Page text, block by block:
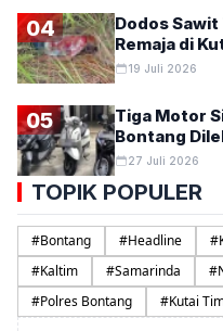
04
Dodos
Remaja di
19 Juli 2026
05
Tiga Motor
Bontang
27 Juli 2026
TOPIK POPULER
#Bontang #Headline #
#Kaltim #Samarinda #
#Polres Bontang #Kutai